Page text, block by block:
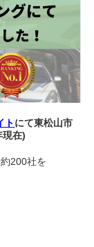
トにて東松山市
現在)
200社を